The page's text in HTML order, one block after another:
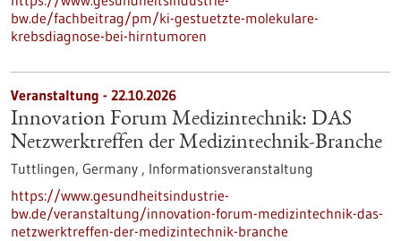
bw.de/fachbeitrag/pm/ki-gestuetzte-molekulare-
krebsdiagnose-bei-hirntumoren
Veranstaltung - 22.10.2026
Innovation Forum Medizintechnik: DAS
Netzwerktreffen der Medizintechnik-Branche
Tuttlingen, Germany , Informationsveranstaltung
https://www.gesundheitsindustrie-
bw.de/veranstaltung/innovation-forum-medizintechnik-das-
netzwerktreffen-der-medizintechnik-branche